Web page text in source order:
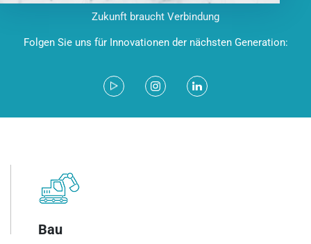
Zukunft braucht Verbindung
Folgen Sie uns für Innovationen der nächsten Generation:
Bau